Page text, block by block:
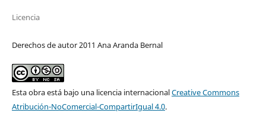
Licencia
Derechos de autor 2011 Ana Aranda Bernal
Esta obra está bajo una licencia internacionalCreative Commons
Atribución-NoComercial-CompartirIgual 4.0.